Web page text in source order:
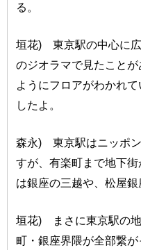
る。
垣花) 東京駅の中心に
のジオラマで見たこと
ようにフロアがわかれ
したよ。
森永) 東京駅はニッポ
すが、有楽町まで地下
は銀座の三越や、松屋銀
垣花) まさに東京駅の
町・銀座界隈が全部繋が